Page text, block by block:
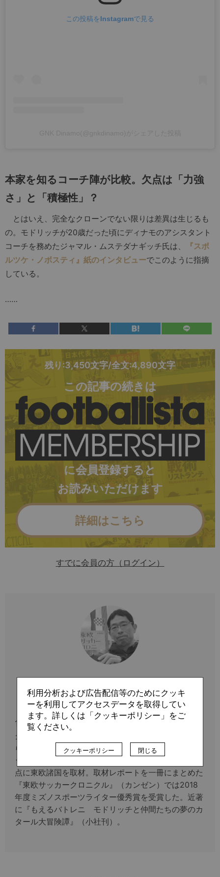
この投稿をInstagramで見る
本家を知るコーチ陣が比較。欠点は「力強
さ」と「積極性」？
とはいえ、完全なクローンでない限りは差異は生じるも
の。モドリッチが20歳だった頃にディナモのアシスタント
コーチを務めたジャマル・ムステダナギッチ氏は、
『スポ
ルツケ・ノボスティ』紙のインタビューでこのように指摘
している。
……
残り:3,450文字/全文:4,890文字
この記事の続きは
に会員登録すると
お読みいただけます
詳細はこちら
すでに会員の方（ログイン）
長束 恭行
1973年生まれ。1997年、現地観戦したディナモ・ザ
グレブの試合に感銘を受けて銀行を退職。2001年か
らは10年間のザグレブ生活を通して旧ユーゴ諸国のサ
ッカーを追った。2011年から4年間はリトアニアを拠
点に東欧諸国を取材。取材レポートを一冊にまとめた
『東欧サッカークロニクル』（カンゼン）では2018
年度ミズノスポーツライター優秀賞を受賞した。近著
に『もえるバトレニ モドリッチと仲間たちの夢のカ
タール大冒険譚』（小社刊）。
利用分析および広告配信等のためにクッキ
ーを利用してアクセスデータを取得してい
ます。詳しくは「クッキーポリシー」をご
覧ください。
クッキーポリシー 閉じる